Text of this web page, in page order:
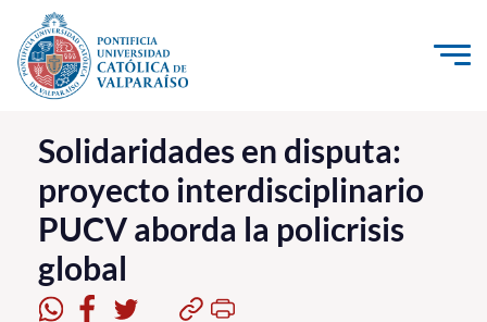
Click acá para ir directamente al contenido
La Universidad
Investigación, Creación e Innovación
PUCV Internacional
Vinculación con el Medio
Solidaridades en disputa:
proyecto interdisciplinario
PUCV aborda la policrisis
global